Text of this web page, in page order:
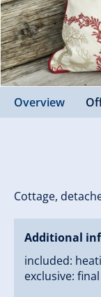
Overview
Cottage,
Additional
included:
exclusive: